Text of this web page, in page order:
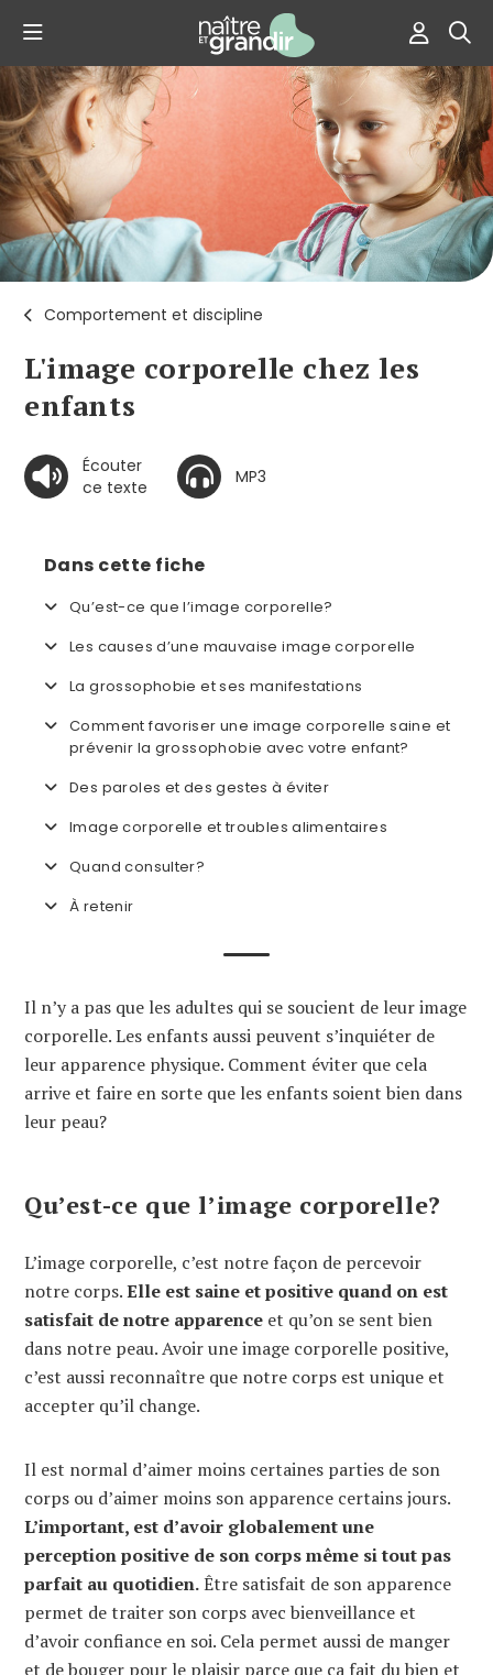
Comportement et discipline
L'image corporelle chez les
enfants
Écouter
ce texte
MP3
Dans cette fiche
Qu’est-ce que l’image corporelle?
Les causes d’une mauvaise image corporelle
La grossophobie et ses manifestations
Comment favoriser une image corporelle saine et
prévenir la grossophobie avec votre enfant?
Des paroles et des gestes à éviter
Image corporelle et troubles alimentaires
Quand consulter?
À retenir
Il n’y a pas que les adultes qui se soucient de leur image
corporelle. Les enfants aussi peuvent s’inquiéter de
leur apparence physique. Comment éviter que cela
arrive et faire en sorte que les enfants soient bien dans
leur peau?
Qu’est-ce que l’image corporelle?
L’image corporelle, c’est notre façon de percevoir
notre corps.Elle est saine et positive quand on est
satisfait de notre apparence et qu’on se sent bien
dans notre peau. Avoir une image corporelle positive,
c’est aussi reconnaître que notre corps est unique et
accepter qu’il change.
Il est normal d’aimer moins certaines parties de son
corps ou d’aimer moins son apparence certains jours.
L’important, est d’avoir globalement une
perception positive de son corps même si tout pas
parfait au quotidien.Être satisfait de son apparence
permet de traiter son corps avec bienveillance et
d’avoir confiance en soi. Cela permet aussi de manger
et de bouger pour le plaisir parce que ça fait du bien et